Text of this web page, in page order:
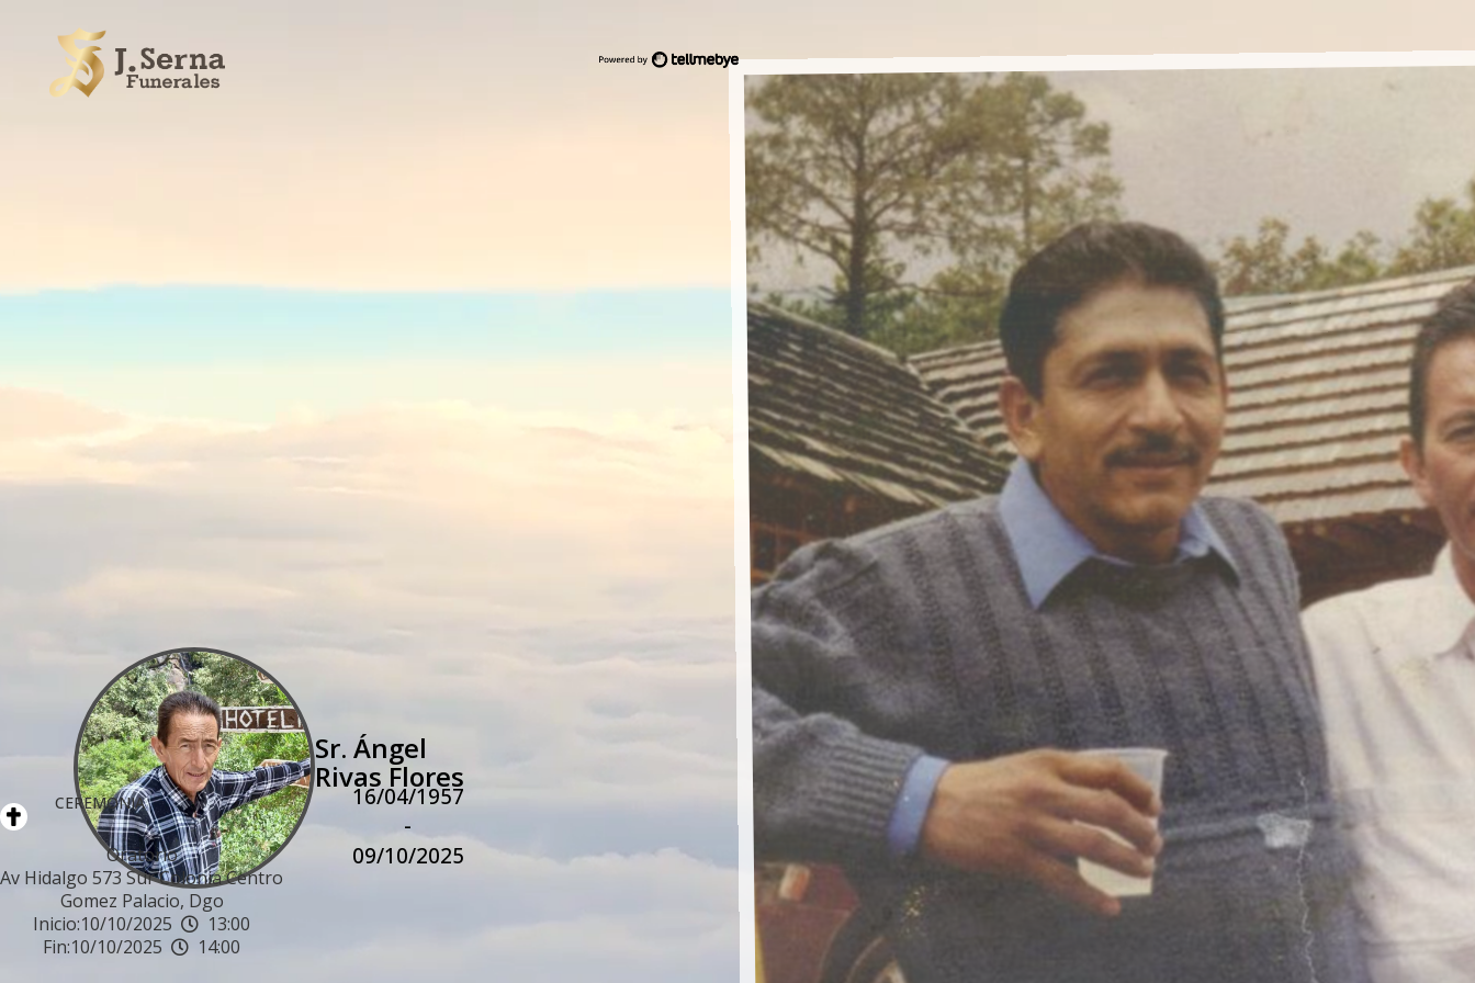
Sr. Ángel
Rivas Flores
16/04/1957
-
09/10/2025
CEREMONIA
Oratorio
Av Hidalgo 573 Sur Colonia Centro
Gomez Palacio, Dgo
Inicio:10/10/2025
13:00
Fin:10/10/2025 14:00